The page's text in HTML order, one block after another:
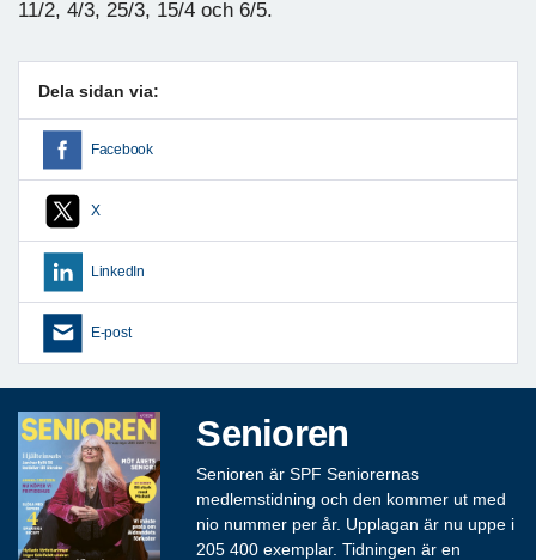
11/2, 4/3, 25/3, 15/4 och 6/5.
Dela sidan via:
Facebook
X
LinkedIn
E-post
Senioren
Senioren är SPF Seniorernas
medlemstidning och den kommer ut med
nio nummer per år. Upplagan är nu uppe i
205 400 exemplar. Tidningen är en